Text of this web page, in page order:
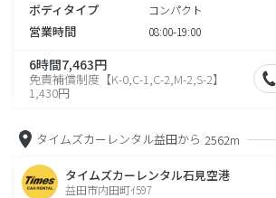
ボディタイプ コンパクト
営業時間 08:00-19:00
6時間7,463円
免責補償制度【K-0,C-1,C-2,M-2,S-2】
1,430円
タイムズカーレンタル益田から 2562m
タイムズカーレンタル石見空港
益田市内田町ｲ597